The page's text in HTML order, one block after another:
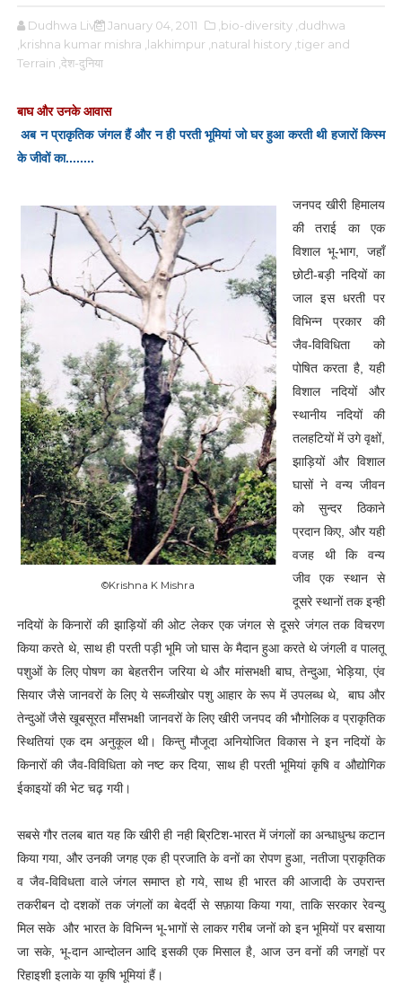
Dudhwa Live January 04, 2011 ,bio-diversity ,dudhwa
,krishna kumar mishra ,lakhimpur ,natural history ,tiger and
Terrain ,देश-दुनिया
बाघ और उनके आवास
अब न प्राकृतिक जंगल हैं और न ही परती भूमियां जो घर हुआ करती थी हजारों किस्म
के जीवों का........
©Krishna K Mishra
जनपद खीरी हिमालय
की तराई का एक
विशाल भू-भाग, जहाँ
छोटी-बड़ी नदियों का
जाल इस धरती पर
विभिन्न प्रकार की
जैव-विविधिता को
पोषित करता है, यही
विशाल नदियों और
स्थानीय नदियों की
तलहटियों में उगे वृक्षों,
झाड़ियों और विशाल
घासों ने वन्य जीवन
को सुन्दर ठिकाने
प्रदान किए, और यही
वजह थी कि वन्य
जीव एक स्थान से
दूसरे स्थानों तक इन्ही
नदियों के किनारों की झाड़ियों की ओट लेकर एक जंगल से दूसरे जंगल तक विचरण
किया करते थे, साथ ही परती पड़ी भूमि जो घास के मैदान हुआ करते थे जंगली व पालतू
पशुओं के लिए पोषण का बेहतरीन जरिया थे और मांसभक्षी बाघ, तेन्दुआ, भेड़िया, एंव
सियार जैसे जानवरों के लिए ये सब्जीखोर पशु आहार के रूप में उपलब्ध थे, बाघ और
तेन्दुओं जैसे खूबसूरत माँसभक्षी जानवरों के लिए खीरी जनपद की भौगोलिक व प्राकृतिक
स्थितियां एक दम अनुकूल थी। किन्तु मौजूदा अनियोजित विकास ने इन नदियों के
किनारों की जैव-विविधिता को नष्ट कर दिया, साथ ही परती भूमियां कृषि व औद्योगिक
ईकाइयों की भेट चढ़ गयी।
सबसे गौर तलब बात यह कि खीरी ही नही ब्रिटिश-भारत में जंगलों का अन्धाधुन्ध कटान
किया गया, और उनकी जगह एक ही प्रजाति के वनों का रोपण हुआ, नतीजा प्राकृतिक
व जैव-विविधता वाले जंगल समाप्त हो गये, साथ ही भारत की आजादी के उपरान्त
तकरीबन दो दशकों तक जंगलों का बेदर्दी से सफ़ाया किया गया, ताकि सरकार रेवन्यु
मिल सके और भारत के विभिन्न भू-भागों से लाकर गरीब जनों को इन भूमियों पर बसाया
जा सके, भू-दान आन्दोलन आदि इसकी एक मिसाल है, आज उन वनों की जगहों पर
रिहाइशी इलाके या कृषि भूमियां हैं।